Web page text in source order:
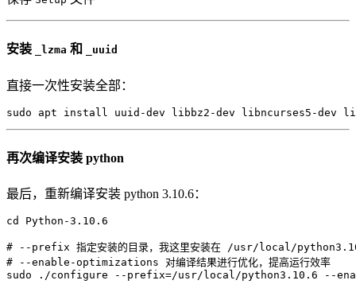
安装 _lzma 和 _uuid
直接一次性安装全部：
sudo apt install uuid-dev libbz2-dev libncurses5-
再次编译安装 python
最后，重新编译安装 python 3.10.6：
cd Python-3.10.6
# --prefix 指定安装的目录，我这里安装在 /usr/local/
# --enable-optimizations 对编译结果进行优化，提高运行效率
sudo ./configure --prefix=/usr/local/python3.10.6 --